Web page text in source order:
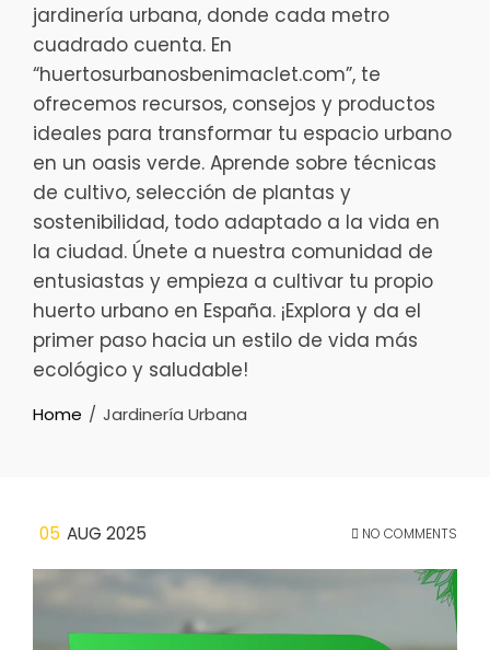
jardinería urbana, donde cada metro
cuadrado cuenta. En
“huertosurbanosbenimaclet.com”, te
ofrecemos recursos, consejos y productos
ideales para transformar tu espacio urbano
en un oasis verde. Aprende sobre técnicas
de cultivo, selección de plantas y
sostenibilidad, todo adaptado a la vida en
la ciudad. Únete a nuestra comunidad de
entusiastas y empieza a cultivar tu propio
huerto urbano en España. ¡Explora y da el
primer paso hacia un estilo de vida más
ecológico y saludable!
Home Jardinería Urbana
05 AUG 2025 NO COMMENTS